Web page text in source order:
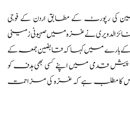
رپورٹ کے مطابق اردن کے فوجی
الدویری نے غزہ میں صہیونی زمینی
کے بارے میں کہا کہ قابضین جمعہ کے
پیش قدمی میں اپنے کسی بھی ہدف کو
مطلب ہے کہ غزہ کی مزاحمت